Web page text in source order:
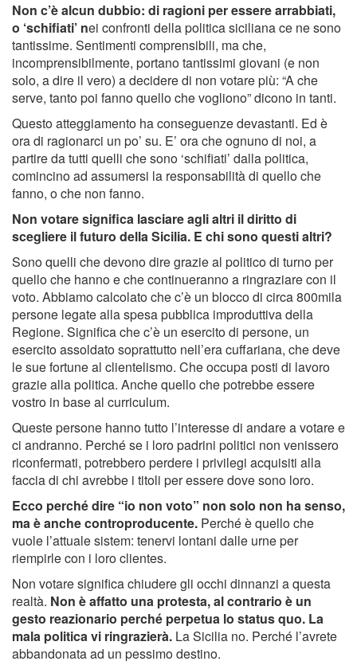
Non c’è alcun dubbio: di ragioni per essere arrabbiati,
o ‘schifiati’ nei confronti della politica siciliana ce ne sono
tantissime. Sentimenti comprensibili, ma che,
incomprensibilmente, portano tantissimi giovani (e non
solo, a dire il vero) a decidere di non votare più: “A che
serve, tanto poi fanno quello che vogliono” dicono in tanti.
Questo atteggiamento ha conseguenze devastanti. Ed è
ora di ragionarci un po’ su. E’ ora che ognuno di noi, a
partire da tutti quelli che sono ‘schifiati’ dalla politica,
comincino ad assumersi la responsabilità di quello che
fanno, o che non fanno.
Non votare significa lasciare agli altri il diritto di
scegliere il futuro della Sicilia. E chi sono questi altri?
Sono quelli che devono dire grazie al politico di turno per
quello che hanno e che continueranno a ringraziare con il
voto. Abbiamo calcolato che c’è un blocco di circa 800mila
persone legate alla spesa pubblica improduttiva della
Regione. Significa che c’è un esercito di persone, un
esercito assoldato soprattutto nell’era cuffariana, che deve
le sue fortune al clientelismo. Che occupa posti di lavoro
grazie alla politica. Anche quello che potrebbe essere
vostro in base al curriculum.
Queste persone hanno tutto l’interesse di andare a votare e
ci andranno. Perché se i loro padrini politici non venissero
riconfermati, potrebbero perdere i privilegi acquisiti alla
faccia di chi avrebbe i titoli per essere dove sono loro.
Ecco perché dire “io non voto” non solo non ha senso,
ma è anche controproducente. Perché è quello che
vuole l’attuale sistem: tenervi lontani dalle urne per
riempirle con i loro clientes.
Non votare significa chiudere gli occhi dinnanzi a questa
realtà. Non è affatto una protesta, al contrario è un
gesto reazionario perché perpetua lo status quo. La
mala politica vi ringrazierà. La Sicilia no. Perché l’avrete
abbandonata ad un pessimo destino.